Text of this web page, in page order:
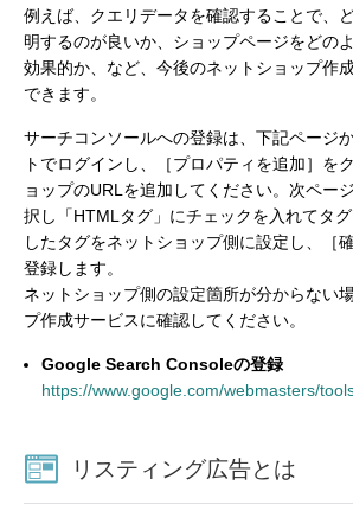
例えば、クエリデータを確認することで、
明するのが良いか、ショップページをどの
効果的か、など、今後のネットショップ作
できます。
サーチコンソールへの登録は、下記ページ
トでログインし、［プロパティを追加］を
ョップのURLを追加してください。次ペー
択し「HTMLタグ」にチェックを入れてタ
したタグをネットショップ側に設定し、［
登録します。
ネットショップ側の設定箇所が分からない
プ作成サービスに確認してください。
Google Search Consoleの登録
https://www.google.com/webmasters/
リスティング広告とは